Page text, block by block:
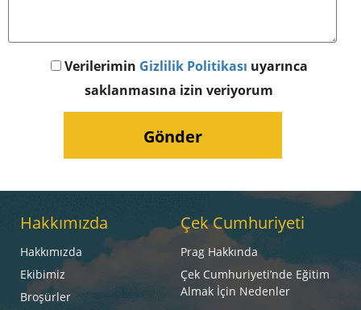
Verilerimin Gizlilik Politikası uyarınca
saklanmasına izin veriyorum
Hakkımızda
Hakkımızda
Ekibimiz
Broşürler
Çek Cumhuriyeti
Prag Hakkında
Çek Cumhuriyeti’nde Eğitim
Almak İçin Nedenler